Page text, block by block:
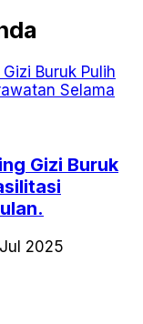
Gizi Buruk
2025